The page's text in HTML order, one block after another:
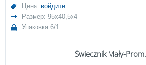
Цена: войдите
Размер: 95x40,5x4
Упаковка 6/1
Świecznik Mały-Prom.